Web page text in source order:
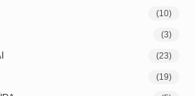
(10)
(3)
(23)
(19)